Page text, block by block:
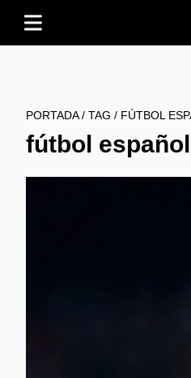
PORTADA/ TAG / FÚTBOL
fútbol español